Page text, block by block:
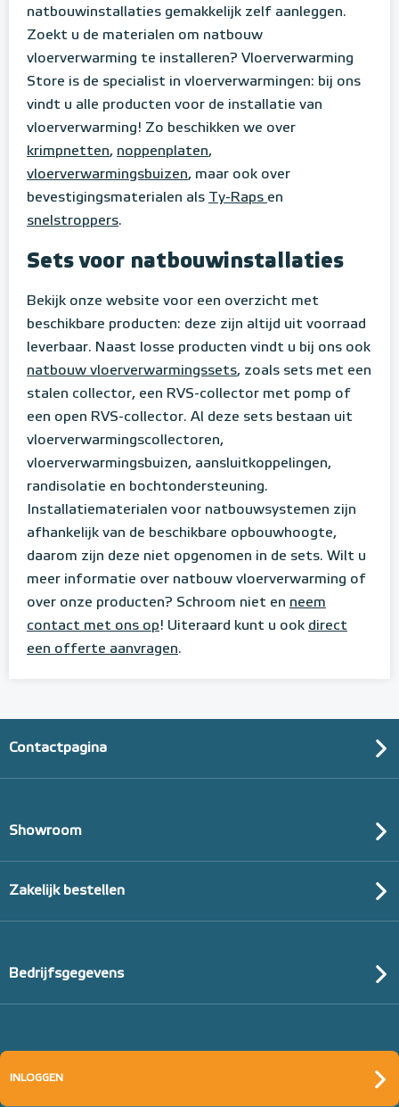
natbouwinstallaties gemakkelijk zelf aanleggen.
Zoekt u de materialen om natbouw
vloerverwarming te installeren? Vloerverwarming
Store is de specialist in vloerverwarmingen: bij ons
vindt u alle producten voor de installatie van
vloerverwarming! Zo beschikken we over
krimpnetten, noppenplaten,
vloerverwarmingsbuizen, maar ook over
bevestigingsmaterialen als Ty-Raps en
snelstroppers.
Sets voor natbouwinstallaties
Bekijk onze website voor een overzicht met
beschikbare producten: deze zijn altijd uit voorraad
leverbaar. Naast losse producten vindt u bij ons ook
natbouw vloerverwarmingssets, zoals sets met een
stalen collector, een RVS-collector met pomp of
een open RVS-collector. Al deze sets bestaan uit
vloerverwarmingscollectoren,
vloerverwarmingsbuizen, aansluitkoppelingen,
randisolatie en bochtondersteuning.
Installatiematerialen voor natbouwsystemen zijn
afhankelijk van de beschikbare opbouwhoogte,
daarom zijn deze niet opgenomen in de sets. Wilt u
meer informatie over natbouw vloerverwarming of
over onze producten? Schroom niet en neem
contact met ons op! Uiteraard kunt u ook direct
een offerte aanvragen.
Contactpagina
Showroom
Zakelijk bestellen
Bedrijfsgegevens
INLOGGEN